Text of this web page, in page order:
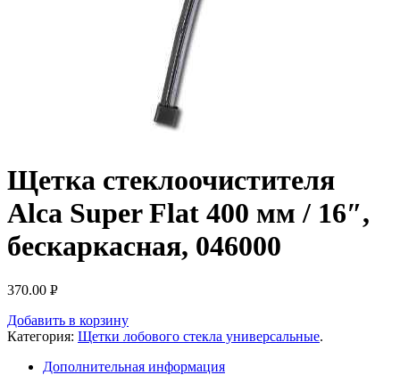
Щетка стеклоочистителя
Alca Super Flat 400 мм / 16″,
беcкаркасная, 046000
370.00 Р
Добавить в корзину
Категория: Щетки лобового стекла универсальные.
Дополнительная информация